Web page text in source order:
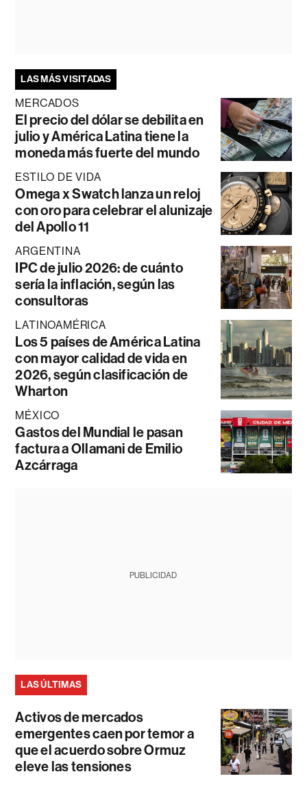
LAS MÁS VISITADAS
MERCADOS
El precio del dólar se debilita en
julio y América Latina tiene la
moneda más fuerte del mundo
ESTILO DE VIDA
Omega x Swatch lanza un reloj
con oro para celebrar el alunizaje
del Apollo 11
ARGENTINA
IPC de julio 2026: de cuánto
sería la inflación, según las
consultoras
LATINOAMÉRICA
Los 5 países de América Latina
con mayor calidad de vida en
2026, según clasificación de
Wharton
MÉXICO
Gastos del Mundial le pasan
factura a Ollamani de Emilio
Azcárraga
PUBLICIDAD
LAS ÚLTIMAS
Activos de mercados
emergentes caen por temor a
que el acuerdo sobre Ormuz
eleve las tensiones